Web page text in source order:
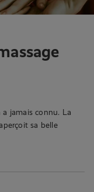
a jamais connu. La
sa belle